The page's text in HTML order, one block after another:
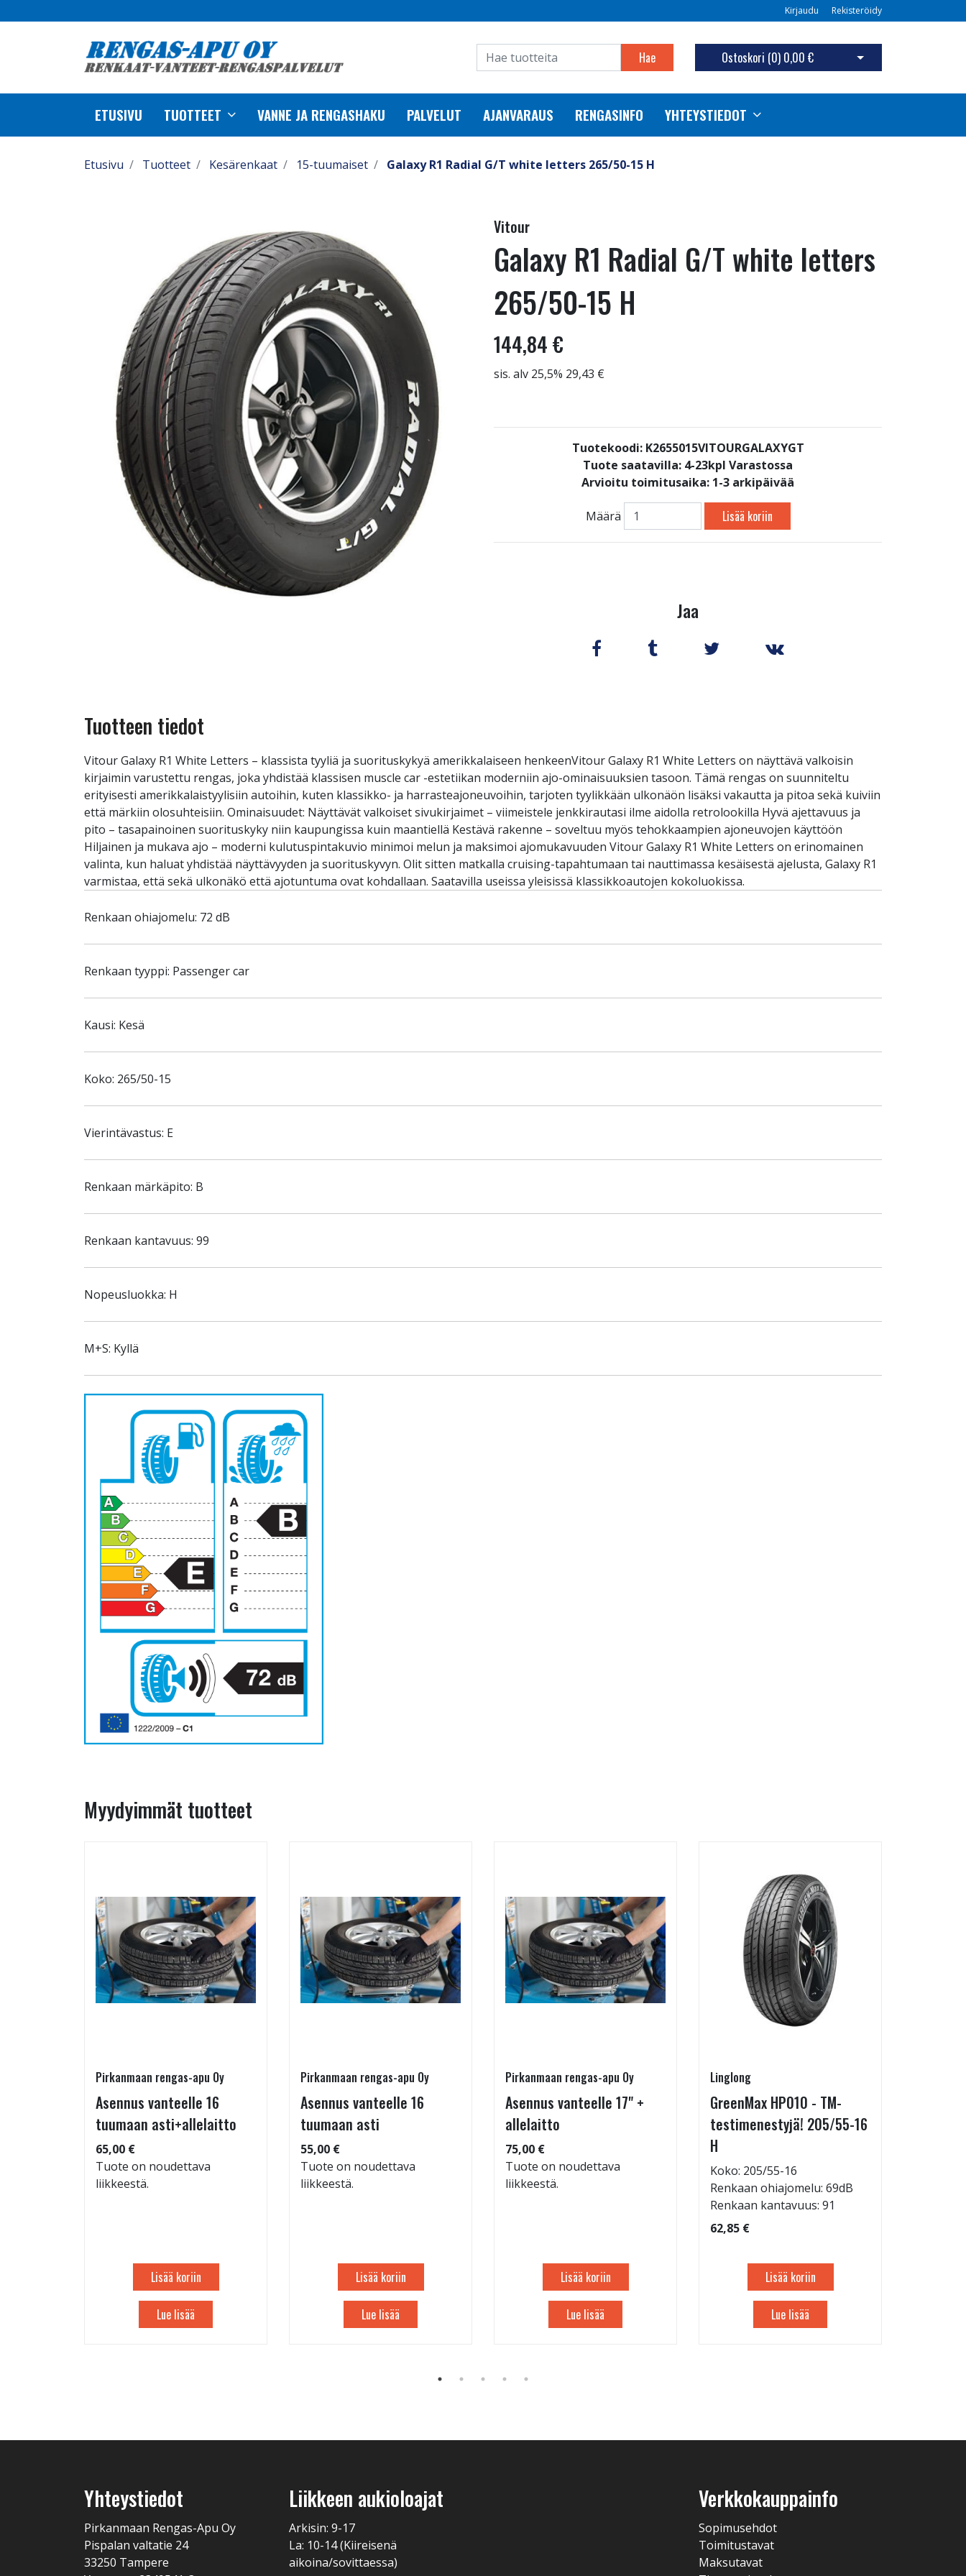
Kirjaudu Rekisteröidy
Hae Ostoskori (0) 0,00 € Avaa ostoskori
ETUSIVU TUOTTEET VANNE JA RENGASHAKU PALVELUT AJANVARAUS RENGASINFO YHTEYSTIEDOT
Etusivu Tuotteet Kesärenkaat 15-tuumaiset Galaxy R1 Radial G/T white letters 265/50-15 H
Vitour
Galaxy R1 Radial G/T white letters
265/50-15 H
144,84 €
sis. alv 25,5% 29,43 €
Tuotekoodi: K2655015VITOURGALAXYGT
Tuote saatavilla: 4-23kpl Varastossa
Arvioitu toimitusaika: 1-3 arkipäivää
Määrä Lisää koriin
Jaa
Tuotteen tiedot
Vitour Galaxy R1 White Letters – klassista tyyliä ja suorituskykyä amerikkalaiseen henkeenVitour Galaxy R1 White Letters on näyttävä valkoisin
kirjaimin varustettu rengas, joka yhdistää klassisen muscle car -estetiikan moderniin ajo-ominaisuuksien tasoon. Tämä rengas on suunniteltu
erityisesti amerikkalaistyylisiin autoihin, kuten klassikko- ja harrasteajoneuvoihin, tarjoten tyylikkään ulkonäön lisäksi vakautta ja pitoa sekä kuiviin
että märkiin olosuhteisiin. Ominaisuudet: Näyttävät valkoiset sivukirjaimet – viimeistele jenkkirautasi ilme aidolla retrolookilla Hyvä ajettavuus ja
pito – tasapainoinen suorituskyky niin kaupungissa kuin maantiellä Kestävä rakenne – soveltuu myös tehokkaampien ajoneuvojen käyttöön
Hiljainen ja mukava ajo – moderni kulutuspintakuvio minimoi melun ja maksimoi ajomukavuuden Vitour Galaxy R1 White Letters on erinomainen
valinta, kun haluat yhdistää näyttävyyden ja suorituskyvyn. Olit sitten matkalla cruising-tapahtumaan tai nauttimassa kesäisestä ajelusta, Galaxy R1
varmistaa, että sekä ulkonäkö että ajotuntuma ovat kohdallaan. Saatavilla useissa yleisissä klassikkoautojen kokoluokissa.
Renkaan ohiajomelu: 72 dB
Renkaan tyyppi: Passenger car
Kausi: Kesä
Koko: 265/50-15
Vierintävastus: E
Renkaan märkäpito: B
Renkaan kantavuus: 99
Nopeusluokka: H
M+S: Kyllä
Myydyimmät tuotteet
Pirkanmaan rengas-apu Oy
Asennus vanteelle 16
tuumaan asti+allelaitto
65,00 €
Tuote on noudettava
liikkeestä.
Lisää koriin
Lue lisää
Pirkanmaan rengas-apu Oy
Asennus vanteelle 16
tuumaan asti
55,00 €
Tuote on noudettava
liikkeestä.
Lisää koriin
Lue lisää
Pirkanmaan rengas-apu Oy
Asennus vanteelle 17" +
allelaitto
75,00 €
Tuote on noudettava
liikkeestä.
Lisää koriin
Lue lisää
Linglong
GreenMax HP010 - TM-
testimenestyjä! 205/55-16
H
Koko: 205/55-16
Renkaan ohiajomelu: 69dB
Renkaan kantavuus: 91
62,85 €
Lisää koriin
Lue lisää
Yhteystiedot
Pirkanmaan Rengas-Apu Oy
Pispalan valtatie 24
33250 Tampere
Liikkeen aukioloajat
Arkisin: 9-17
La: 10-14 (Kiireisenä
aikoina/sovittaessa)
Verkkokauppainfo
Sopimusehdot
Toimitustavat
Maksutavat